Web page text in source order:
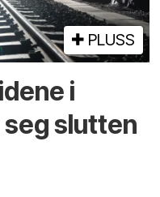
PLUSS
i
slutten